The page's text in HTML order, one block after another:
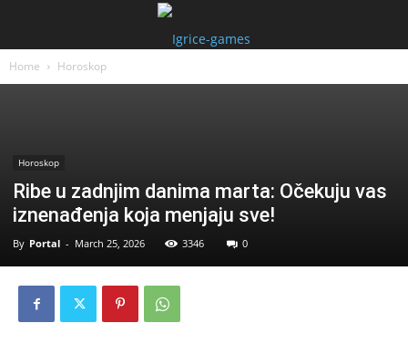
Home Horoskop
Horoskop
Ribe u zadnjim danima marta: Očekuju vas
iznenađenja koja menjaju sve!
By Portal - March 25, 2026 3346 0